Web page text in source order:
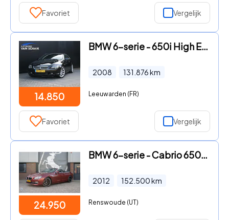
Favoriet Vergelijk
14.850
BMW 6-serie - 650i High Executive | NL AUTO | LEDER | PANO-DAK | HEAD-UP |
2008 131.876km
Leeuwarden (FR)
Favoriet Vergelijk
24.950
BMW 6-serie - Cabrio 650xi High Executive Vermilion Rood / 20'' Lichtmetal
2012 152.500km
Renswoude (UT)